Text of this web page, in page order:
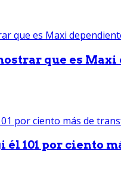
que es
101 por ciento